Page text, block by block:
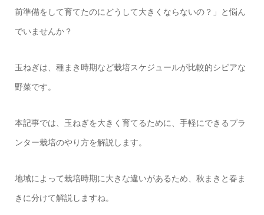
前準備をして育てたのにどうして大きくならないの？」と悩ん
でいませんか？
玉ねぎは、種まき時期など栽培スケジュールが比較的シビアな
野菜です。
本記事では、玉ねぎを大きく育てるために、手軽にできるプラ
ンター栽培のやり方を解説します。
地域によって栽培時期に大きな違いがあるため、秋まきと春ま
きに分けて解説しますね。